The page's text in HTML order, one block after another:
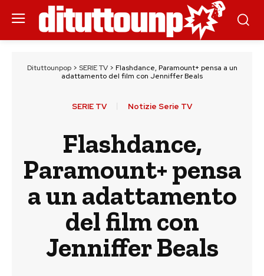
Dituttounpop> SERIE TV> Flashdance, Paramount+ pensa a un
adattamento del film con Jenniffer Beals
SERIE TV Notizie Serie TV
Flashdance,
Paramount+ pensa
a un adattamento
del film con
Jenniffer Beals